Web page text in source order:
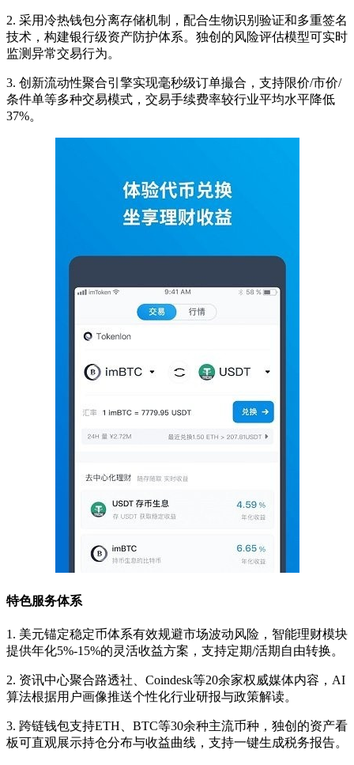
2. 采用冷热钱包分离存储机制，配合生物识别验证和多重签名
技术，构建银行级资产防护体系。独创的风险评估模型可实时
监测异常交易行为。
3. 创新流动性聚合引擎实现毫秒级订单撮合，支持限价/市价/
条件单等多种交易模式，交易手续费率较行业平均水平降低
37%。
特色服务体系
1. 美元锚定稳定币体系有效规避市场波动风险，智能理财模块
提供年化5%-15%的灵活收益方案，支持定期/活期自由转换。
2. 资讯中心聚合路透社、Coindesk等20余家权威媒体内容，AI
算法根据用户画像推送个性化行业研报与政策解读。
3. 跨链钱包支持ETH、BTC等30余种主流币种，独创的资产看
板可直观展示持仓分布与收益曲线，支持一键生成税务报告。